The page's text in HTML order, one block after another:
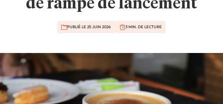
de rampe de lancement
PUBLIÉ LE 25 JUIN 2026 3 MIN. DE LECTURE